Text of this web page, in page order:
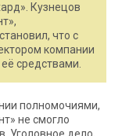
Кузнецов
что с
компании
средствами.
полномочиями,
не смогло